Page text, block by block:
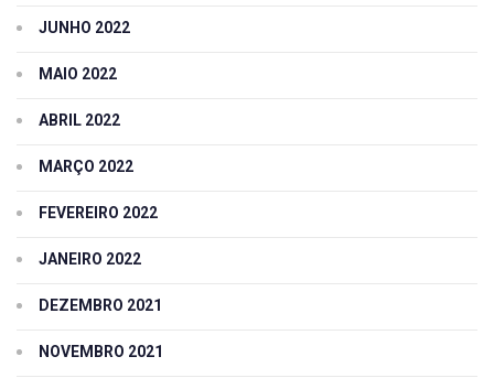
JUNHO 2022
MAIO 2022
ABRIL 2022
MARÇO 2022
FEVEREIRO 2022
JANEIRO 2022
DEZEMBRO 2021
NOVEMBRO 2021